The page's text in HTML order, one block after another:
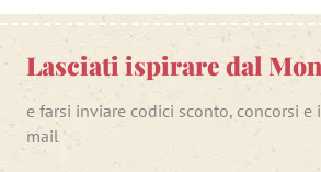
Lasciati ispirare dal
e farsi inviare codici sconto, concorsi
mail